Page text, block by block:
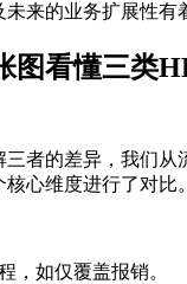
来的业务扩展性有
图看懂三类
三者的差异，我们从
心维度进行了对比。
，如仅覆盖报销。